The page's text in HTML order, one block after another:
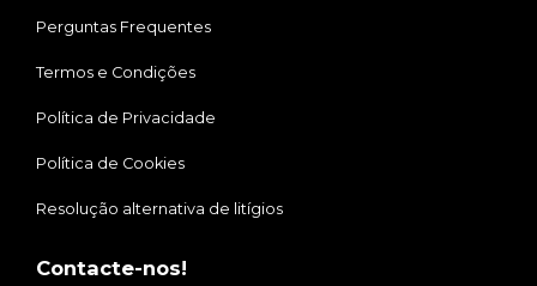
Perguntas Frequentes
Termos e Condições
Política de Privacidade
Política de Cookies
Resolução alternativa de litígios
Contacte-nos!